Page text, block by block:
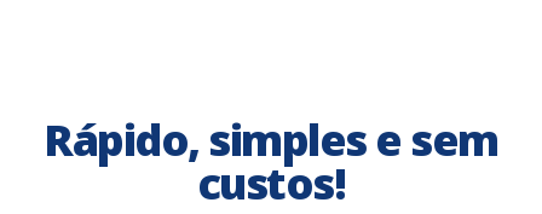
Rápido, simples e sem
custos!